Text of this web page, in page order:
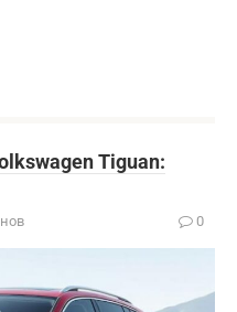
Tiguan:
0